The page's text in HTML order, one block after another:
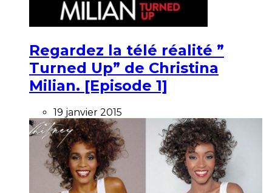
Regardez la télé réalité ”
Turned Up” de Christina
Milian. [Episode 1]
19 janvier 2015